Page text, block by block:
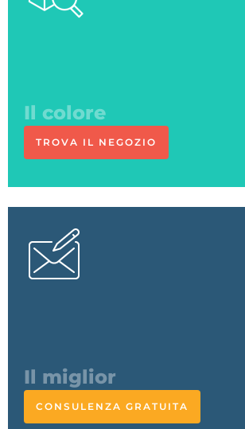
in negozio
TROVA IL NEGOZIO
L'esperto
risponde
CONSULENZA GRATUITA